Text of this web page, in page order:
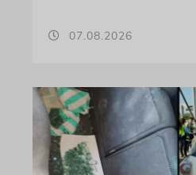
07.08.2026